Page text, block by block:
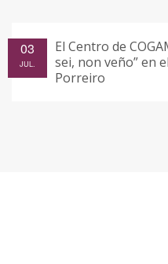
El Centro de
sei, non veño” en
Porreiro
03
JUL.